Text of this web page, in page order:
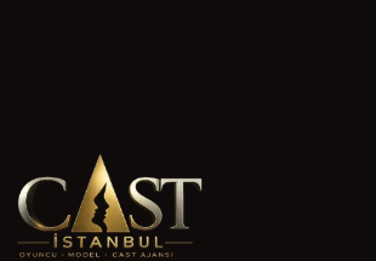
Profesyonel projelerde yer alması için
1 Mayıs 2026